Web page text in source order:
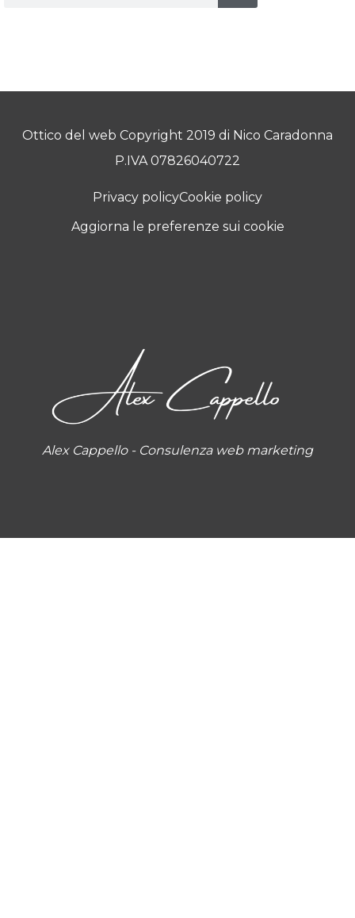
Ottico del web Copyright 2019 di Nico Caradonna
P.IVA 07826040722
Privacy policyCookie policy
Aggiorna le preferenze sui cookie
Alex Cappello - Consulenza web marketing